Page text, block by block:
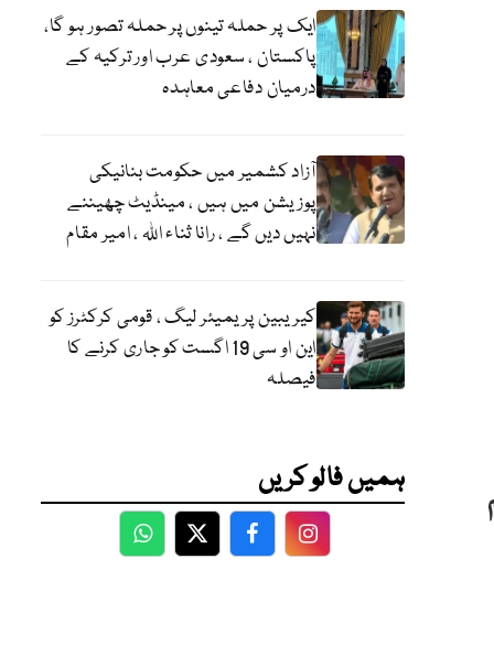
ایک پر حملہ تینوں پر حملہ تصور ہو گا،
پاکستان ، سعودی عرب اور ترکیہ کے
درمیان دفاعی معاہدہ
آزاد کشمیر میں حکومت بنانیکی
پوزیشن میں ہیں ، مینڈیٹ چھیننے
نہیں دیں گے ، رانا ثناء اللہ ، امیر مقام
کیریبین پریمیئر لیگ ، قومی کرکٹرز کو
این او سی 19 اگست کو جاری کرنے کا
فیصلہ
ہمیں فالو کریں
WhatsApp
TwitterFacebookFacebook